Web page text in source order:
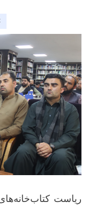
ریاست